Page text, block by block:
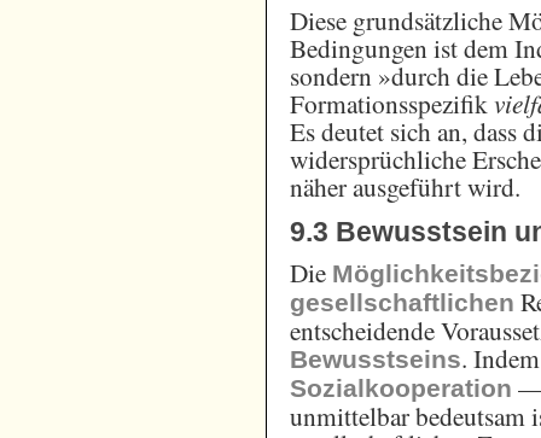
Diese grundsätzliche
Bedingungen ist dem
sondern »durch die
Formationsspezifik
Es deutet sich an, dass
widersprüchliche
näher ausgeführt wird.
9.3 Bewusstsein
Die
gesellschaftlichen
entscheidende
Bewusstseins.
Sozialkooperation —
unmittelbar bedeutsam